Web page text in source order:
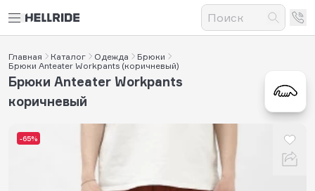
Главная Каталог Одежда
Брюки
Брюки Anteater Workpants (коричневый)
-65%
Брюки Anteater Workpants
коричневый